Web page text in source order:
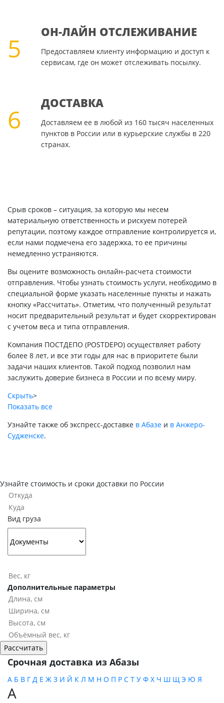
5
ОН-ЛАЙН ОТСЛЕЖИВАНИЕ
Предоставляем клиенту информацию и доступ к
сервисам, где он может отслеживать посылку.
6
ДОСТАВКА
Доставляем ее в любой из 160 тысяч населенных
пунктов в России или в курьерские службы в 220
странах.
Срыв сроков – ситуация, за которую мы несем
материальную ответственность и рискуем потерей
репутации, поэтому каждое отправление контролируется и,
если нами подмечена его задержка, то ее причины
немедленно устраняются.
Вы оцените возможность онлайн-расчета стоимости
отправления. Чтобы узнать стоимость услуги, необходимо в
специальной форме указать населенные пункты и нажать
кнопку «Рассчитать». Отметим, что полученный результат
носит предварительный результат и будет скорректирован
с учетом веса и типа отправления.
Компания ПОСТДЕПО (POSTDEPO) осуществляет работу
более 8 лет, и все эти годы для нас в приоритете были
задачи наших клиентов. Такой подход позволил нам
заслужить доверие бизнеса в России и по всему миру.
Скрыть>
Показать все
Узнайте также об экспресс-доставке в Абазе и в Анжеро-
Судженске.
Узнайте стоимость и сроки доставки по России
Вид груза
Дополнительные параметры
Срочная доставка из Абазы
А Б В Г Д Е Ж З И Й К Л М Н О П Р С Т У Ф Х Ч Ш Щ Э Ю Я
А